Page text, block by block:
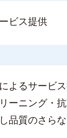
ビス提供
よるサービス
ーニング・抗
品質のさら